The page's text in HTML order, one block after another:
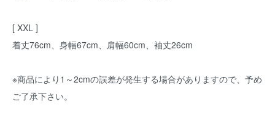
[ XXL ]
着丈76cm、身幅67cm、肩幅60cm、袖丈26cm
※商品により1～2cmの誤差が発生する場合がありますので、予め
ご了承下さい。